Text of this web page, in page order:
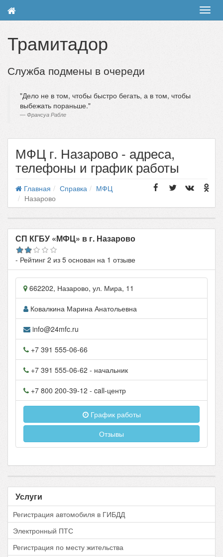
Трамитадор
Служба подмены в очереди
Дело не в том, чтобы быстро бегать, а в том, чтобы
выбежать пораньше.
Франсуа Рабле
МФЦ г. Назарово - адреса,
телефоны и график работы
Главная Справка
МФЦ
Назарово
СП КГБУ «МФЦ» в г. Назарово
- Рейтинг 2 из 5 основан на 1 отзыве
662202, Назарово, ул. Мира, 11
Ковалкина Марина Анатольевна
info@24mfc.ru
+7 391 555-06-66
+7 391 555-06-62 - начальник
+7 800 200-39-12 - call-центр
График работы
Отзывы
Услуги
Регистрация автомобиля в ГИБДД
Электронный ПТС
Регистрация по месту жительства